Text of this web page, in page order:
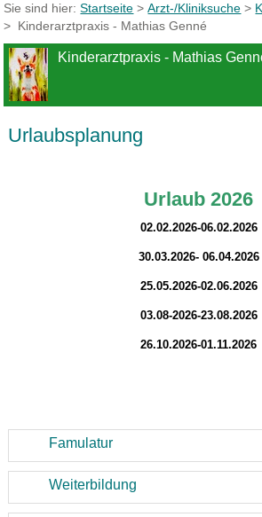
Sie sind hier:Startseite >Arzt-/Kliniksuche >
> Kinderarztpraxis - Mathias Genné
Kinderarztpraxis - Mathias
Urlaubsplanung
Urlaub 2026
02.02.2026-06.02.2026
30.03.2026- 06.04.2026
25.05.2026-02.06.2026
03.08-2026-23.08.2026
26.10.2026-01.11.2026
Famulatur
Weiterbildung